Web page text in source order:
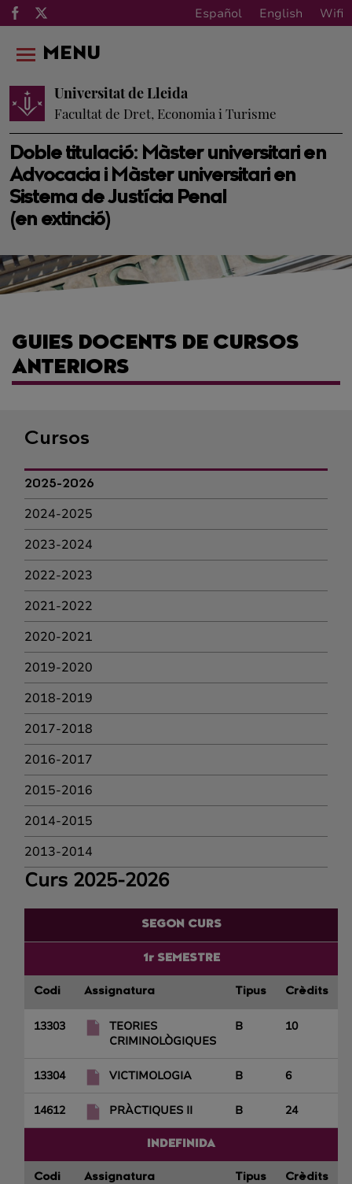
Español English Wifi
Doble titulació: Màster universitari en
Advocacia i Màster universitari en
Sistema de Justícia Penal
(en extinció)
Universitat de Lleida
Facultat de Dret, Economia i Turisme
MENU
GUIES DOCENTS DE CURSOS
ANTERIORS
Cursos
2025-2026
2024-2025
2023-2024
2022-2023
2021-2022
2020-2021
2019-2020
2018-2019
2017-2018
2016-2017
2015-2016
2014-2015
2013-2014
Curs 2025-2026
SEGON CURS
1r SEMESTRE
Codi Assignatura Tipus Crèdits
13303
TEORIES
CRIMINOLÒGIQUES
B 10
13304 VICTIMOLOGIA B 6
14612 PRÀCTIQUES II B 24
INDEFINIDA
Codi Assignatura Tipus Crèdits